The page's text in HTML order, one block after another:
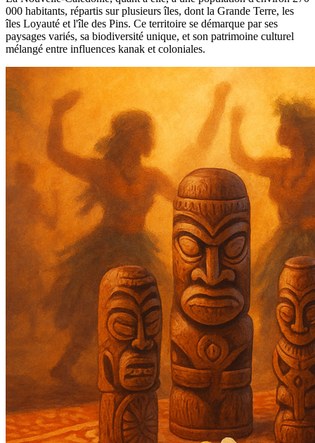
000 habitants, répartis sur plusieurs îles, dont la Grande Terre, les
îles Loyauté et l'île des Pins. Ce territoire se démarque par ses
paysages variés, sa biodiversité unique, et son patrimoine culturel
mélangé entre influences kanak et coloniales.